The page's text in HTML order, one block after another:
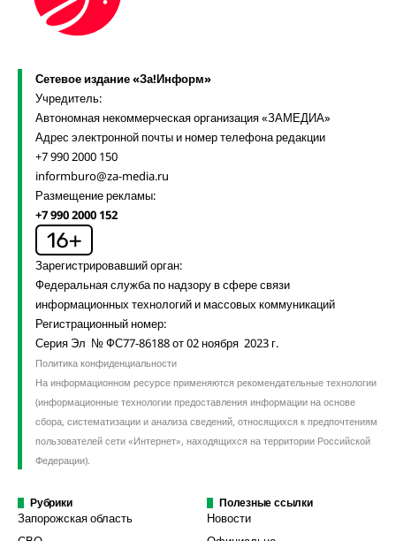
Сетевое издание «За!Информ»
Учредитель:
Автономная некоммерческая организация «ЗАМЕДИА»
Адрес электронной почты и номер телефона редакции
+7 990 2000 150
informburo@za-media.ru
Размещение рекламы:
+7 990 2000 152
Зарегистрировавший орган:
Федеральная служба по надзору в сфере связи
информационных технологий и массовых коммуникаций
Регистрационный номер:
Серия Эл № ФС77-86188 от 02 ноября 2023 г.
Политика конфиденциальности
На информационном ресурсе применяются рекомендательные технологии
(информационные технологии предоставления информации на основе
сбора, систематизации и анализа сведений, относящихся к предпочтениям
пользователей сети «Интернет», находящихся на территории Российской
Федерации).
Рубрики
Запорожская область
Полезные ссылки
Новости